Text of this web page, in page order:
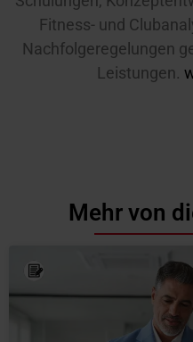
Fitness- und
Nachfolgeregelungen
Leistungen.
Mehr von